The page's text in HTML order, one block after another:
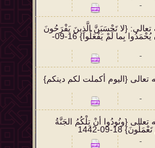
-
تعالى: {لا تَحْسَبَنَّ الَّذِينَ يَفْرَحُونَ
بِما أتَوْا ويُحِبُّونَ أنْ يُحْمَدُوا بِما لَمْ يَفْعَلُوا} 16-09-
-
تعالى {اليوم أكملت لكم دينكم}
-
تعالى {ونُودُوا أنْ تِلْكُمُ الجَنَّةُ
18-09-1442
-